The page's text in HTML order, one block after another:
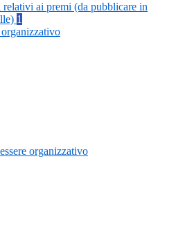
relativi ai premi (da pubblicare in
1
organizzativo
organizzativo